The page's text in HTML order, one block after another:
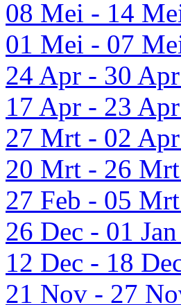
08 Mei - 14
01 Mei - 07
24 Apr - 30
17 Apr - 23
27 Mrt - 02
20 Mrt - 26
27 Feb - 05
26 Dec - 01
12 Dec - 18
21 Nov - 27